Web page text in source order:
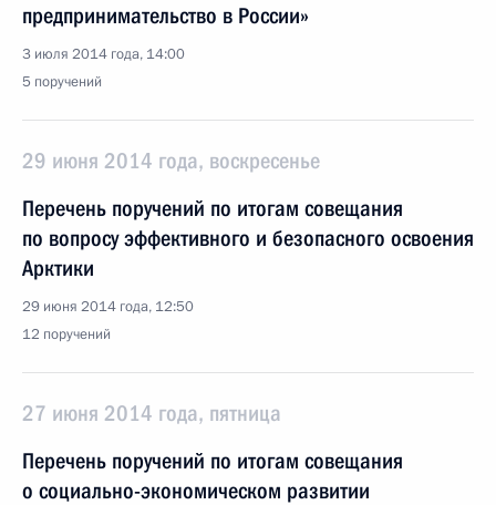
предпринимательство в России»
3 июля 2014 года, 14:00
5 поручений
29 июня 2014 года, воскресенье
Перечень поручений по итогам совещания
по вопросу эффективного и безопасного освоения
Арктики
29 июня 2014 года, 12:50
12 поручений
27 июня 2014 года, пятница
Перечень поручений по итогам совещания
о социально-экономическом развитии